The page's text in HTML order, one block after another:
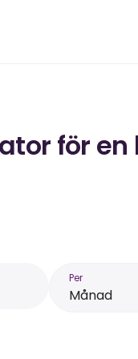
för
Per
Månad